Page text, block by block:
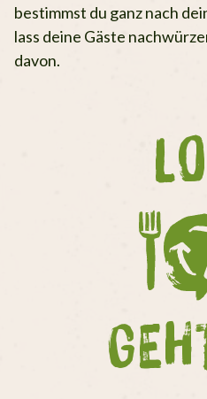
bestimmst du ganz nach
lass deine Gäste
davon.